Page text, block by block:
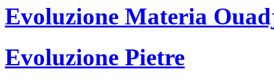
Evoluzione Materia
Evoluzione Pietre